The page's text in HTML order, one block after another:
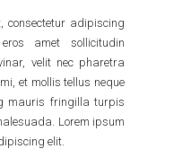
consectetur adipiscing
amet sollicitudin
velit nec pharetra
et mollis tellus neque
mauris fringilla turpis
Lorem ipsum
elit.